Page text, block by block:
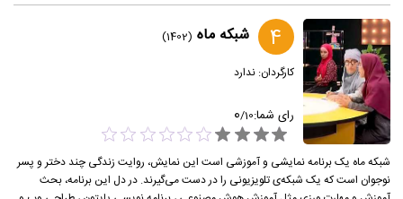
4 شبکه ماه (1402)
کارگردان:ندارد
رای شما: 0/10
شبکه ماه یک برنامه نمایشی و آموزشی است این نمایش، روایت زندگی چند دختر و پسر
نوجوان است که یک شبکه‌ی تلویزیونی را در دست می‌گیرند. در دل این برنامه، بحث